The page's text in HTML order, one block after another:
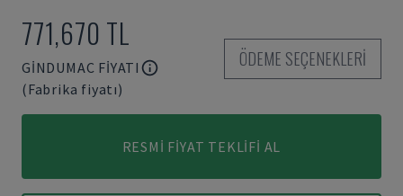
771,670 TL
GINDUMAC FIYATI
(Fabrika fiyatı)
ÖDEME SEÇENEKLERI
RESMI FIYAT TEKLIFI AL